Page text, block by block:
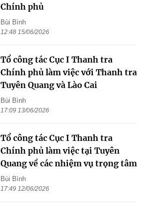
Chính phủ
Bùi Bình
12:48 15/06/2026
Tổ công tác Cục I Thanh tra
Chính phủ làm việc với Thanh tra
Tuyên Quang và Lào Cai
Bùi Bình
17:09 13/06/2026
Tổ công tác Cục I Thanh tra
Chính phủ làm việc tại Tuyên
Quang về các nhiệm vụ trọng tâm
Bùi Bình
17:49 12/06/2026